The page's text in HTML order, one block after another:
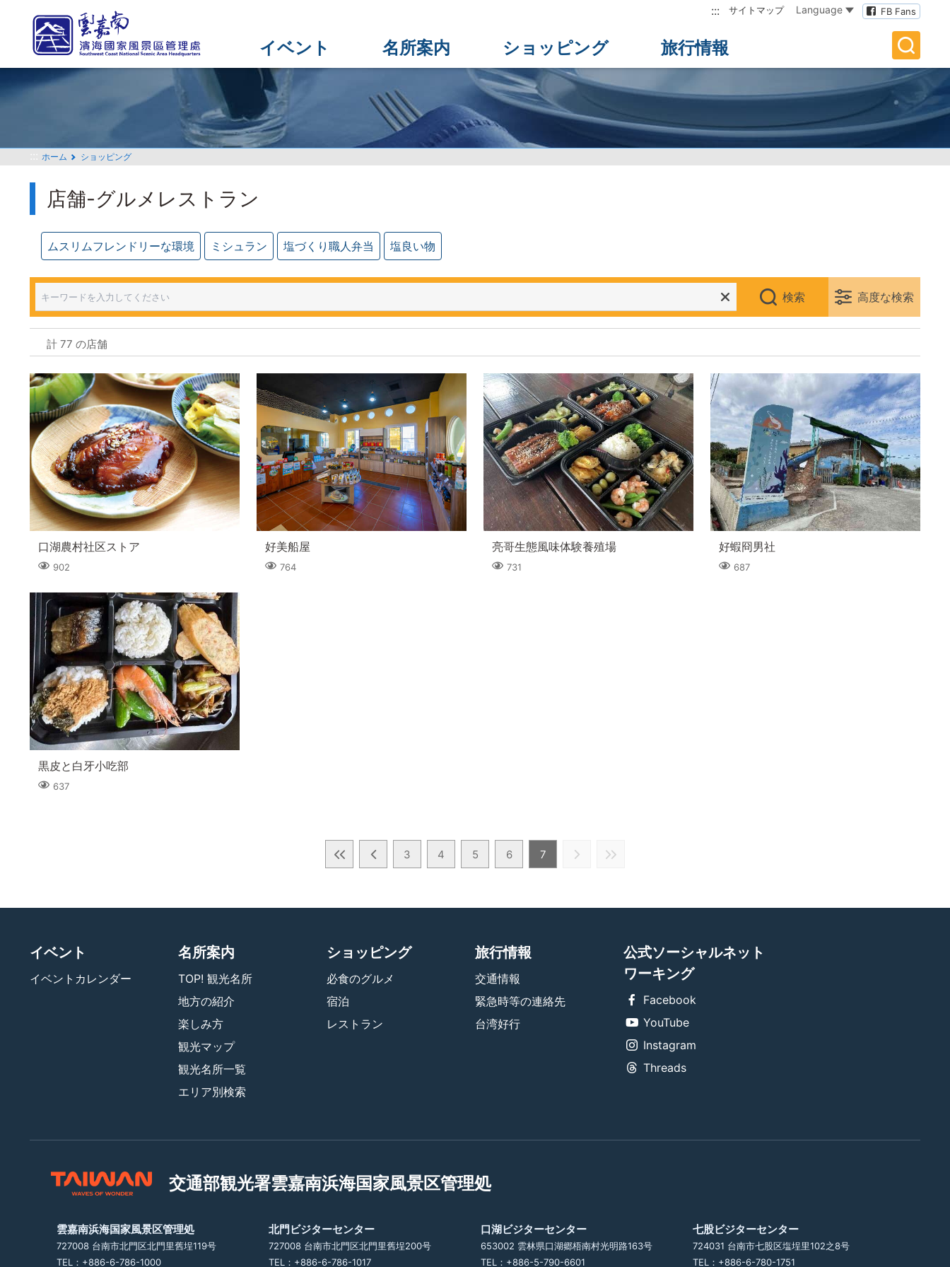
::: サイトマップ Language FB Fans
イベント 名所案内 ショッピング 旅行情報
::: ホーム ショッピング
店舗-グルメレストラン
ムスリムフレンドリーな環境 ミシュラン 塩づくり職人弁当 塩良い物
検索 高度な検索
計 77 の店舗
口湖農村社区ストア
902
好美船屋
764
亮哥生態風味体験養殖場
731
好蝦冏男社
687
黒皮と白牙小吃部
637
3 4 5 6 7
イベント
イベントカレンダー
名所案内
TOP! 観光名所
地方の紹介
楽しみ方
観光マップ
観光名所一覧
エリア別検索
ショッピング
必食のグルメ
宿泊
レストラン
旅行情報
交通情報
緊急時等の連絡先
台湾好行
公式ソーシャルネット
ワーキング
Facebook
YouTube
Instagram
Threads
交通部観光署雲嘉南浜海国家風景区管理処
雲嘉南浜海国家風景区管理処
727008 台南市北門区北門里舊埕119号
TEL：+886-6-786-1000
北門ビジターセンター
727008 台南市北門区北門里舊埕200号
TEL：+886-6-786-1017
口湖ビジターセンター
653002 雲林県口湖郷梧南村光明路163号
TEL：+886-5-790-6601
七股ビジターセンター
724031 台南市七股区塩埕里102之8号
TEL：+886-6-780-1751